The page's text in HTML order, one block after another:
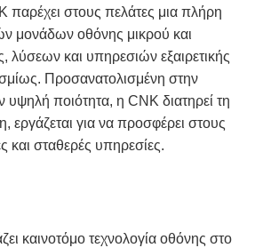
στους πελάτες μια πλήρη
μονάδων οθόνης μικρού και
λύσεων και υπηρεσιών εξαιρετικής
Προσανατολισμένη στην
υψηλή ποιότητα, η CNK διατηρεί τη
εργάζεται για να προσφέρει στους
και σταθερές υπηρεσίες.
καινοτόμο τεχνολογία οθόνης στο